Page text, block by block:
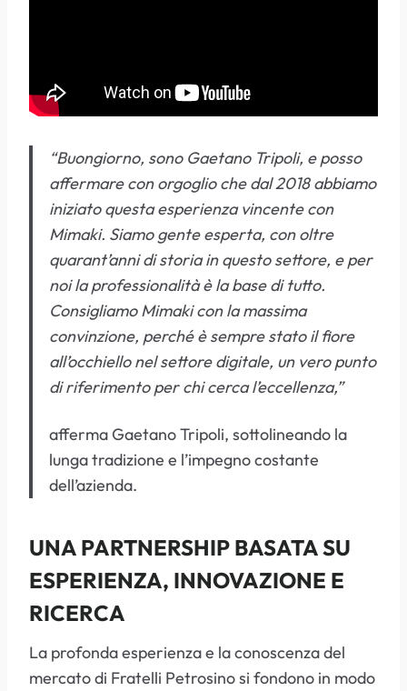
“Buongiorno, sono Gaetano Tripoli, e posso
affermare con orgoglio che dal 2018 abbiamo
iniziato questa esperienza vincente con
Mimaki. Siamo gente esperta, con oltre
quarant’anni di storia in questo settore, e per
noi la professionalità è la base di tutto.
Consigliamo Mimaki con la massima
convinzione, perché è sempre stato il fiore
all’occhiello nel settore digitale, un vero punto
di riferimento per chi cerca l’eccellenza,”
afferma Gaetano Tripoli, sottolineando la
lunga tradizione e l’impegno costante
dell’azienda.
UNA PARTNERSHIP BASATA SU
ESPERIENZA, INNOVAZIONE E
RICERCA
La profonda esperienza e la conoscenza del
mercato di Fratelli Petrosino si fondono in modo